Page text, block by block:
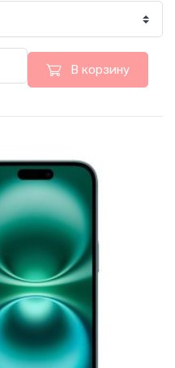
В корзину